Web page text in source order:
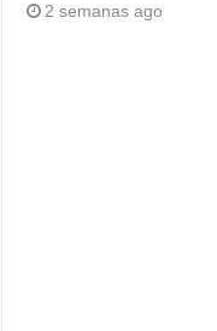
2 semanas ago